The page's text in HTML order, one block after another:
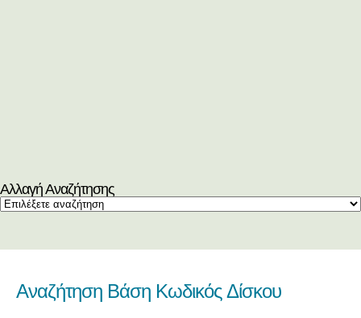
Αλλαγή Αναζήτησης
Αναζήτηση Βάση Κωδικός Δίσκου